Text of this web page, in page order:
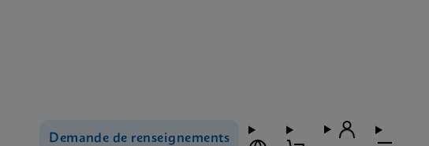
Demande de renseignements